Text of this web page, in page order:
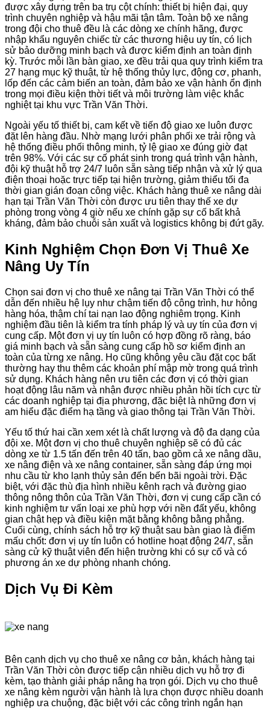
được xây dựng trên ba trụ cột chính: thiết bị hiện đại, quy
trình chuyên nghiệp và hậu mãi tận tâm. Toàn bộ xe nâng
trong đội cho thuê đều là các dòng xe chính hãng, được
nhập khẩu nguyên chiếc từ các thương hiệu uy tín, có lịch
sử bảo dưỡng minh bạch và được kiểm định an toàn định
kỳ. Trước mỗi lần bàn giao, xe đều trải qua quy trình kiểm tra
27 hạng mục kỹ thuật, từ hệ thống thủy lực, động cơ, phanh,
lốp đến các cảm biến an toàn, đảm bảo xe vận hành ổn định
trong mọi điều kiện thời tiết và môi trường làm việc khắc
nghiệt tại khu vực Trần Văn Thời.
Ngoài yếu tố thiết bị, cam kết về tiến độ giao xe luôn được
đặt lên hàng đầu. Nhờ mạng lưới phân phối xe trải rộng và
hệ thống điều phối thông minh, tỷ lệ giao xe đúng giờ đạt
trên 98%. Với các sự cố phát sinh trong quá trình vận hành,
đội kỹ thuật hỗ trợ 24/7 luôn sẵn sàng tiếp nhận và xử lý qua
điện thoại hoặc trực tiếp tại hiện trường, giảm thiểu tối đa
thời gian gián đoạn công việc. Khách hàng thuê xe nâng dài
hạn tại Trần Văn Thời còn được ưu tiên thay thế xe dự
phòng trong vòng 4 giờ nếu xe chính gặp sự cố bất khả
kháng, đảm bảo chuỗi sản xuất và logistics không bị đứt gãy.
Kinh Nghiệm Chọn Đơn Vị Thuê Xe
Nâng Uy Tín
Chọn sai đơn vị cho thuê xe nâng tại Trần Văn Thời có thể
dẫn đến nhiều hệ lụy như chậm tiến độ công trình, hư hỏng
hàng hóa, thậm chí tai nạn lao động nghiêm trọng. Kinh
nghiệm đầu tiên là kiểm tra tính pháp lý và uy tín của đơn vị
cung cấp. Một đơn vị uy tín luôn có hợp đồng rõ ràng, báo
giá minh bạch và sẵn sàng cung cấp hồ sơ kiểm định an
toàn của từng xe nâng. Họ cũng không yêu cầu đặt cọc bất
thường hay thu thêm các khoản phí mập mờ trong quá trình
sử dụng. Khách hàng nên ưu tiên các đơn vị có thời gian
hoạt động lâu năm và nhận được nhiều phản hồi tích cực từ
các doanh nghiệp tại địa phương, đặc biệt là những đơn vị
am hiểu đặc điểm hạ tầng và giao thông tại Trần Văn Thời.
Yếu tố thứ hai cần xem xét là chất lượng và độ đa dạng của
đội xe. Một đơn vị cho thuê chuyên nghiệp sẽ có đủ các
dòng xe từ 1.5 tấn đến trên 40 tấn, bao gồm cả xe nâng dầu,
xe nâng điện và xe nâng container, sẵn sàng đáp ứng mọi
nhu cầu từ kho lạnh thủy sản đến bến bãi ngoài trời. Đặc
biệt, với đặc thù địa hình nhiều kênh rạch và đường giao
thông nông thôn của Trần Văn Thời, đơn vị cung cấp cần có
kinh nghiệm tư vấn loại xe phù hợp với nền đất yếu, không
gian chật hẹp và điều kiện mặt bằng không bằng phẳng.
Cuối cùng, chính sách hỗ trợ kỹ thuật sau bàn giao là điểm
mấu chốt: đơn vị uy tín luôn có hotline hoạt động 24/7, sẵn
sàng cử kỹ thuật viên đến hiện trường khi có sự cố và có
phương án xe dự phòng nhanh chóng.
Dịch Vụ Đi Kèm
Bên cạnh dịch vụ cho thuê xe nâng cơ bản, khách hàng tại
Trần Văn Thời còn được tiếp cận nhiều dịch vụ hỗ trợ đi
kèm, tạo thành giải pháp nâng hạ trọn gói. Dịch vụ cho thuê
xe nâng kèm người vận hành là lựa chọn được nhiều doanh
nghiệp ưa chuộng, đặc biệt với các công trình ngắn hạn